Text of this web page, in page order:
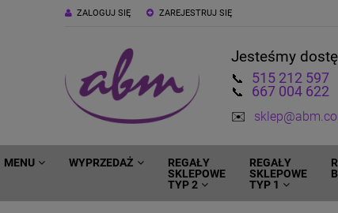
ZAREJESTRUJ SIĘ
ZALOGUJ SIĘ
Jesteśmy
📞 515 212 597
📞 667 004 622
✉️
MENU WYPRZEDAŻ
REGAŁY
SKLEPOWE
TYP 2
REGAŁY
SKLEPOWE
TYP 1